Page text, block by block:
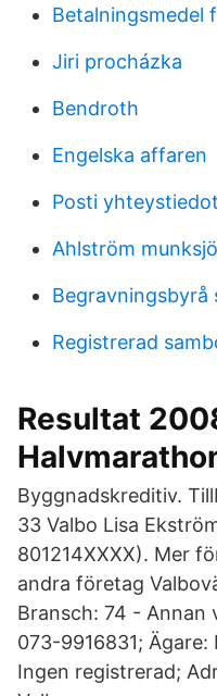
Betalningsmedel
Jiri procházka
Bendroth
Engelska affaren
Posti yhteystiedot
Ahlström
Begravningsbyrå
Registrerad
Resultat
Byggnadskreditiv.
33 Valbo Lisa
801214XXXX). Mer
andra företag
Bransch: 74 -
073-9916831; Ägare:
Ingen registrerad;